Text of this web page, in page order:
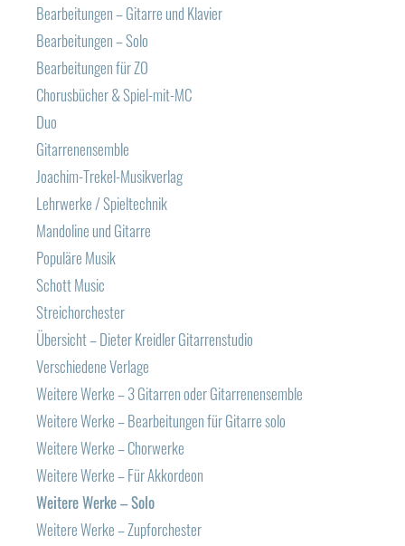
Bearbeitungen – Gitarre und Klavier
Bearbeitungen – Solo
Bearbeitungen für ZO
Chorusbücher & Spiel-mit-MC
Duo
Gitarrenensemble
Joachim-Trekel-Musikverlag
Lehrwerke / Spieltechnik
Mandoline und Gitarre
Populäre Musik
Schott Music
Streichorchester
Übersicht – Dieter Kreidler Gitarrenstudio
Verschiedene Verlage
Weitere Werke – 3 Gitarren oder Gitarrenensemble
Weitere Werke – Bearbeitungen für Gitarre solo
Weitere Werke – Chorwerke
Weitere Werke – Für Akkordeon
Weitere Werke – Solo
Weitere Werke – Zupforchester